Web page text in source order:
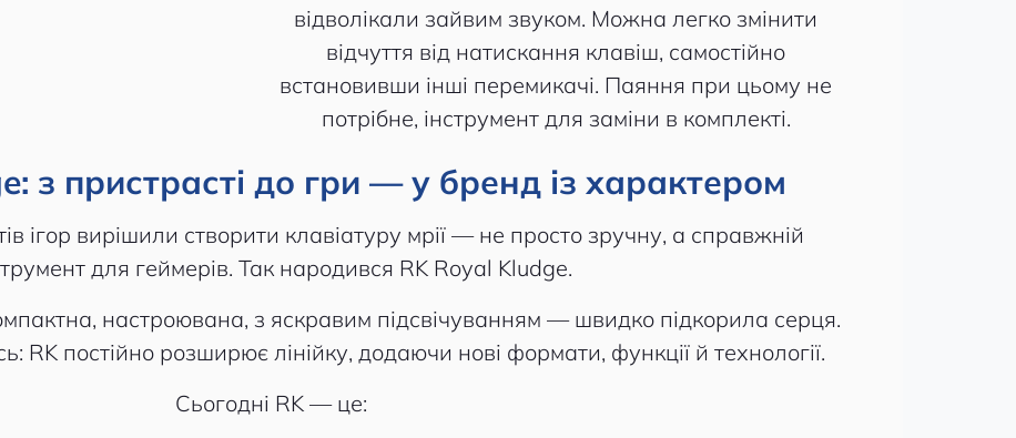
відволікали зайвим звуком. Можна легко змінити
відчуття від натискання клавіш, самостійно
встановивши інші перемикачі. Паяння при цьому не
потрібне, інструмент для заміни в комплекті.
з пристрасті до гри — у бренд із характером
ігор вирішили створити клавіатуру мрії — не просто зручну, а справжній
для геймерів. Так народився RK Royal Kludge.
настроювана, з яскравим підсвічуванням — швидко підкорила серця.
RK постійно розширює лінійку, додаючи нові формати, функції й технології.
Сьогодні RK — це: